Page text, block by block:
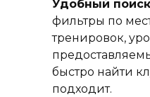
Удобный поиск
фильтры по
тренировок,
быстро найти
подходит.